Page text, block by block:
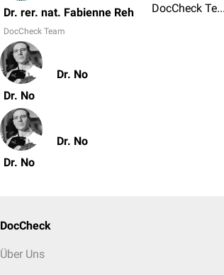
Dr. rer. nat. Fabienne Reh
DocCheck Team
DocCheck Team
Dr. No
Dr. No
Dr. No
Dr. No
DocCheck
Über Uns